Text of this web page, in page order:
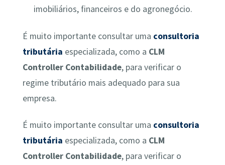
imobiliários, financeiros e do agronegócio.
É muito importante consultar uma consultoria
tributária especializada, como a CLM
Controller Contabilidade, para verificar o
regime tributário mais adequado para sua
empresa.
É muito importante consultar uma consultoria
tributária especializada, como a CLM
Controller Contabilidade, para verificar o